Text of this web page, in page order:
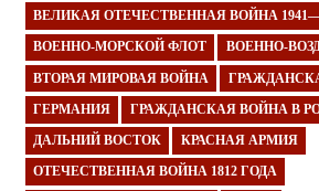
ВЕЛИКАЯ ОТЕЧЕСТВЕННАЯ ВОЙНА
ВОЕННО-МОРСКОЙ ФЛОТ ВОЕННО-
ВТОРАЯ МИРОВАЯ ВОЙНА
ГЕРМАНИЯ ГРАЖДАНСКАЯ ВОЙНА В
ДАЛЬНИЙ ВОСТОК КРАСНАЯ АРМИЯ
ОТЕЧЕСТВЕННАЯ ВОЙНА 1812 ГОДА